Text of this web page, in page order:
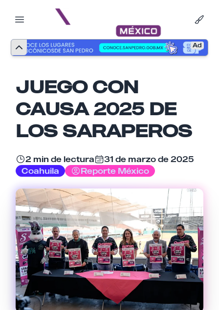
Ad
JUEGO CON
CAUSA 2025 DE
LOS SARAPEROS
2 min de lectura
31 de marzo de 2025
Coahuila
Reporte México
Nombre
Email